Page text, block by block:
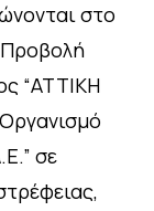
στο
Προβολή
“ΑΤΤΙΚΗ
σε